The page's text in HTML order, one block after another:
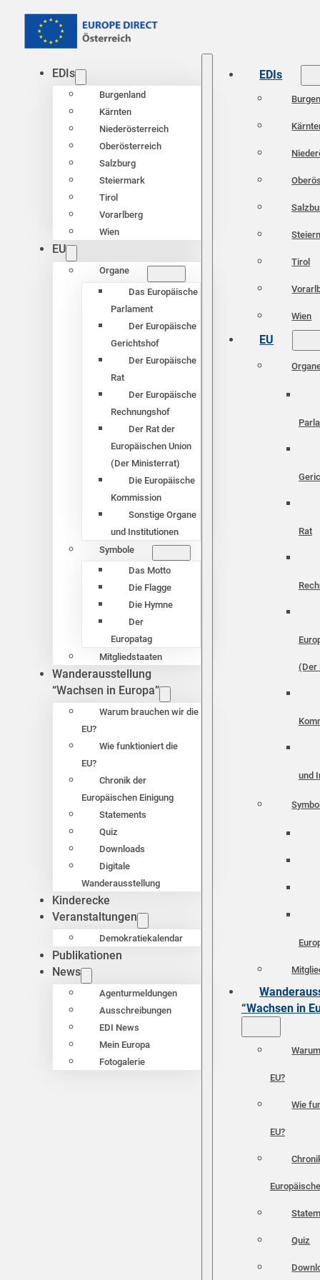
EDIs
Burgenland
Kärnten
Niederösterreich
Oberösterreich
Salzburg
Steiermark
Tirol
Vorarlberg
Wien
EU
Organe
Das Europäische
Parlament
Der Europäische
Gerichtshof
Der Europäische
Rat
Der Europäische
Rechnungshof
Der Rat der
Europäischen Union
(Der Ministerrat)
Die Europäische
Kommission
Sonstige Organe
und Institutionen
Symbole
Das Motto
Die Flagge
Die Hymne
Der
Europatag
Mitgliedstaaten
Wanderausstellung
“Wachsen in Europa”
Warum brauchen wir die
EU?
Wie funktioniert die
EU?
Chronik der
Europäischen Einigung
Statements
Quiz
Downloads
Digitale
Wanderausstellung
Kinderecke
Veranstaltungen
Demokratiekalendar
Publikationen
News
Agenturmeldungen
Ausschreibungen
EDI News
Mein Europa
Fotogalerie
EDIs
Tirol
Wien
EU
Rat
(Der
und
“Wachsen in
EU?
Wie
EU?
Quiz